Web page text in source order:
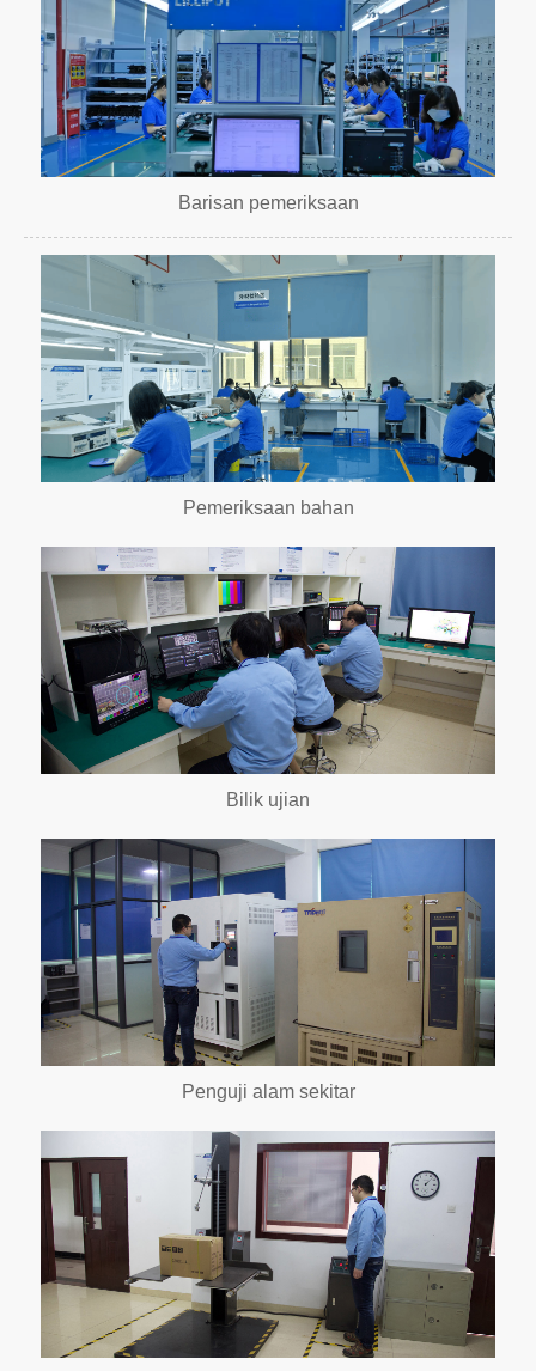
Barisan pemeriksaan
Pemeriksaan bahan
Bilik ujian
Penguji alam sekitar